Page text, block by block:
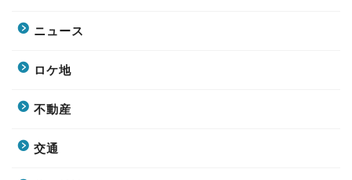
ニュース
ロケ地
不動産
交通